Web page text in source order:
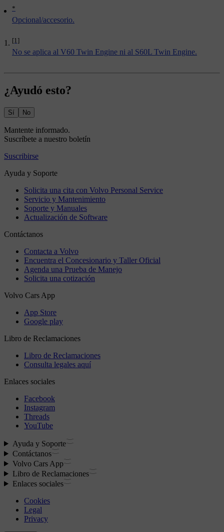
*
Opcional/accesorio.
[1]
No se aplica al V60 Twin Engine ni al S60L Twin Engine.
¿Ayudó esto?
Sí No